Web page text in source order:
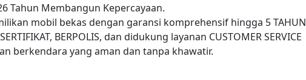
Tahun Membangun Kepercayaan.
mobil bekas dengan garansi komprehensif hingga 5 TAHUN
BERPOLIS, dan didukung layanan CUSTOMER SERVICE
berkendara yang aman dan tanpa khawatir.